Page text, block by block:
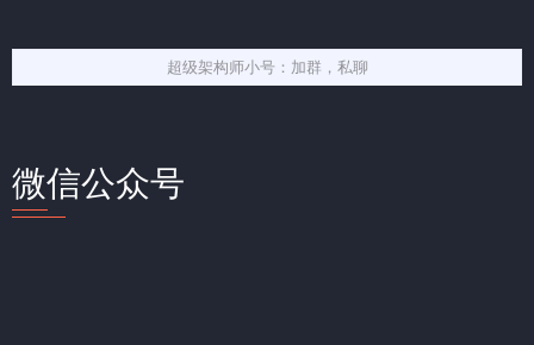
超级架构师小号：加群，私聊
微信公众号